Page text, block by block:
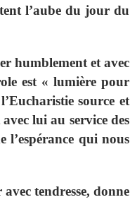
l’aube du jour du
humblement et avec
est « lumière pour
source et
lui au service des
l’espérance qui nous
tendresse, donne